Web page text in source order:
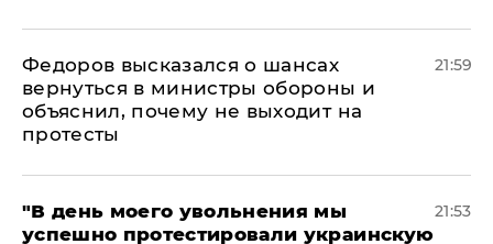
Федоров высказался о шансах
вернуться в министры обороны и
объяснил, почему не выходит на
протесты
21:59
​"В день моего увольнения мы
успешно протестировали украинскую
21:53